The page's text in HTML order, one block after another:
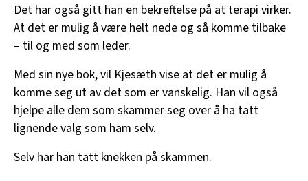
Det har også gitt han en bekreftelse på at terapi virker.
At det er mulig å være helt nede og så komme tilbake
– til og med som leder.
Med sin nye bok, vil Kjesæth vise at det er mulig å
komme seg ut av det som er vanskelig. Han vil også
hjelpe alle dem som skammer seg over å ha tatt
lignende valg som ham selv.
Selv har han tatt knekken på skammen.